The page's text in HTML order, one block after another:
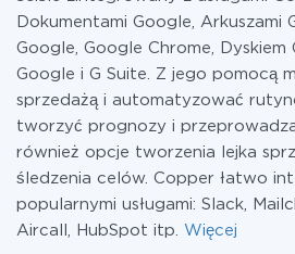
Dokumentami Google, Arkuszami
Google, Google Chrome, Dyskiem
Google i G Suite. Z jego pomocą
sprzedażą i automatyzować
tworzyć prognozy i
również opcje tworzenia lejka
śledzenia celów. Copper łatwo
popularnymi usługami: Slack,
Aircall, HubSpot itp. Więcej